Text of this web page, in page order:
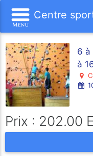
Centre
6 à
à
Prix : 202.00